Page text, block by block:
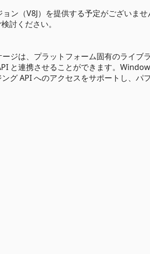
ン（V8J）を提供する予定がございま
討ください。
ジは、プラットフォーム固有のライブ
と連携させることができます。
グ API へのアクセスをサポートし、パ